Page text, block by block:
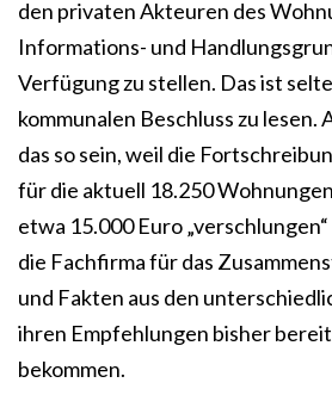
den privaten Akteuren des
Informations- und
Verfügung zu stellen. Das ist
kommunalen Beschluss zu lesen.
das so sein, weil die
für die aktuell 18.250
etwa 15.000 Euro
die Fachfirma für das
und Fakten aus den
ihren Empfehlungen bisher
bekommen.